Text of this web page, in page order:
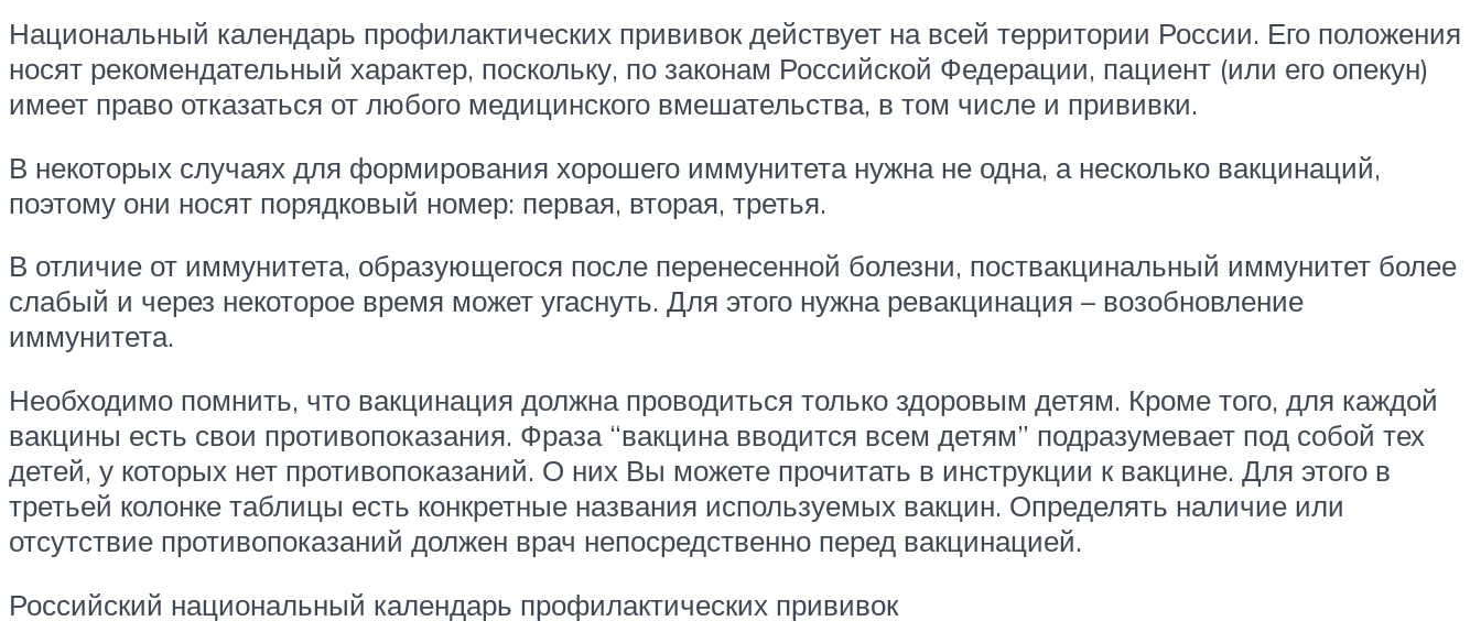
Национальный календарь профилактических прививок действует на всей территории России. Его положения
носят рекомендательный характер, поскольку, по законам Российской Федерации, пациент (или его опекун)
имеет право отказаться от любого медицинского вмешательства, в том числе и прививки.
В некоторых случаях для формирования хорошего иммунитета нужна не одна, а несколько вакцинаций,
поэтому они носят порядковый номер: первая, вторая, третья.
В отличие от иммунитета, образующегося после перенесенной болезни, поствакцинальный иммунитет более
слабый и через некоторое время может угаснуть. Для этого нужна ревакцинация – возобновление
иммунитета.
Необходимо помнить, что вакцинация должна проводиться только здоровым детям. Кроме того, для каждой
вакцины есть свои противопоказания. Фраза “вакцина вводится всем детям” подразумевает под собой тех
детей, у которых нет противопоказаний. О них Вы можете прочитать в инструкции к вакцине. Для этого в
третьей колонке таблицы есть конкретные названия используемых вакцин. Определять наличие или
отсутствие противопоказаний должен врач непосредственно перед вакцинацией.
Российский национальный календарь профилактических прививок